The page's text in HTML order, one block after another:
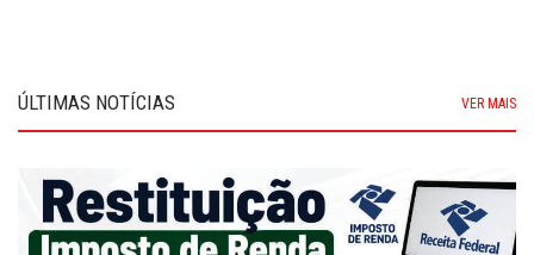
ÚLTIMAS NOTÍCIAS VER MAIS